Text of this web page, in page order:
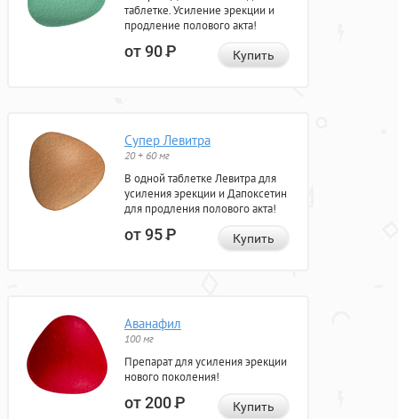
таблетке. Усиление эрекции и
продление полового акта!
от 90Р Купить
Супер Левитра
20 + 60 мг
В одной таблетке Левитра для
усиления эрекции и Дапоксетин
для продления полового акта!
от 95Р Купить
Аванафил
100 мг
Препарат для усиления эрекции
нового поколения!
от 200Р Купить